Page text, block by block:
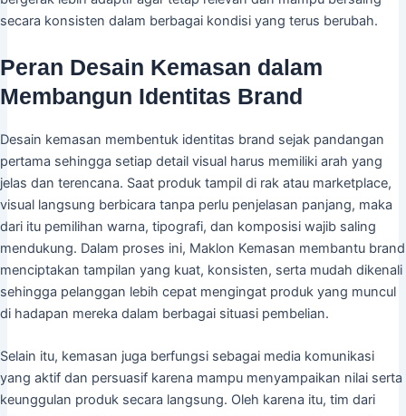
secara konsisten dalam berbagai kondisi yang terus berubah.
Peran Desain Kemasan dalam
Membangun Identitas Brand
Desain kemasan membentuk identitas brand sejak pandangan
pertama sehingga setiap detail visual harus memiliki arah yang
jelas dan terencana. Saat produk tampil di rak atau marketplace,
visual langsung berbicara tanpa perlu penjelasan panjang, maka
dari itu pemilihan warna, tipografi, dan komposisi wajib saling
mendukung. Dalam proses ini, Maklon Kemasan membantu brand
menciptakan tampilan yang kuat, konsisten, serta mudah dikenali
sehingga pelanggan lebih cepat mengingat produk yang muncul
di hadapan mereka dalam berbagai situasi pembelian.
Selain itu, kemasan juga berfungsi sebagai media komunikasi
yang aktif dan persuasif karena mampu menyampaikan nilai serta
keunggulan produk secara langsung. Oleh karena itu, tim dari